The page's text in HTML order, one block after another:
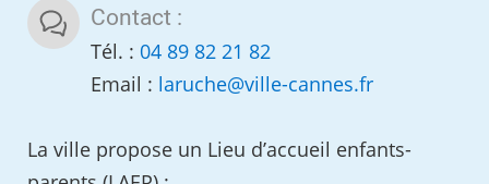
Contact :
Tél. : 04 89 82 21 82
Email : laruche@ville-cannes.fr
La ville propose un Lieu d’accueil enfants-